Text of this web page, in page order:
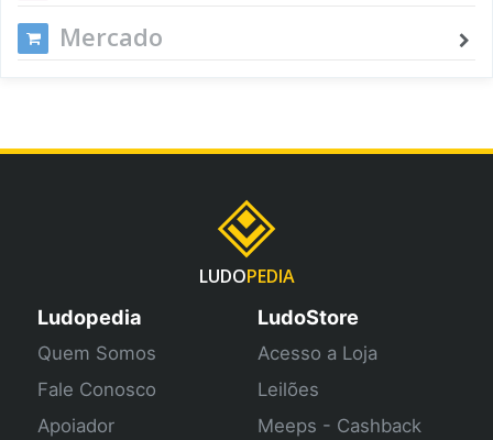
Mercado
LUDOPEDIA
Ludopedia
Quem Somos
Fale Conosco
Apoiador
LudoStore
Acesso a Loja
Leilões
Meeps - Cashback